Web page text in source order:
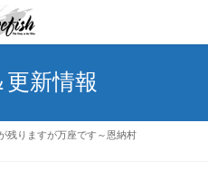
新情報
残りますが万座です～恩納村